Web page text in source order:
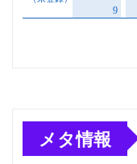
メタ情報